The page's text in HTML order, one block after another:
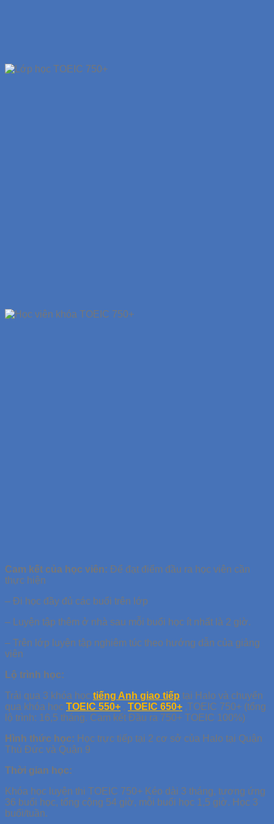
Cam kết của học viên: Để đạt điểm đầu ra học viên cần
thực hiện
– Đi học đầy đủ các buổi trên lớp
– Luyện tập thêm ở nhà sau mỗi buổi học ít nhất là 2 giờ.
– Trên lớp luyện tập nghiêm túc theo hướng dẫn của giảng
viên
Lộ trình học:
Trải qua 3 khóa học tiếng Anh giao tiếp tại Halo và chuyển
qua khóa học TOEIC 550+ , TOEIC 650+ ,TOEIC 750+ (tổng
lộ trình: 16,5 tháng. Cam kết Đầu ra 750+ TOEIC 100%)
Hình thức học: Học trực tiếp tại 2 cơ sở của Halo tại Quận
Thủ Đức và Quận 9
Thời gian học:
Khóa học luyện thi TOEIC 750+ Kéo dài 3 tháng, tương ứng
36 buổi học, tổng cộng 54 giờ, mỗi buổi học 1,5 giờ. Học 3
buổi/tuần.